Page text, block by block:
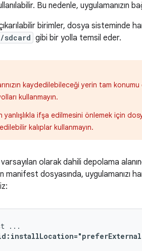
Bu nedenle, uygulamanızın
birimler, dosya sisteminde
/sdcard gibi bir yolla temsil eder.
kaydedilebileceği yerin tam
kullanmayın.
yanlışlıkla ifşa edilmesini önlemek için
kalıplar kullanmayın.
olarak dahili depolama
manifest dosyasında, uygulamanızı